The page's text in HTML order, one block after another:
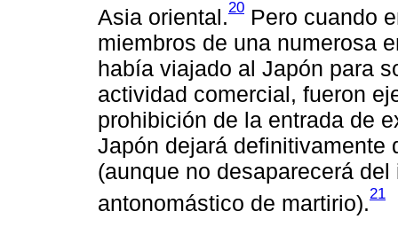
Asia oriental.20 Pero cuando
miembros de una numerosa
había viajado al Japón para
actividad comercial, fueron
prohibición de la entrada de
Japón dejará definitivamente
(aunque no desaparecerá
antonomástico de martirio).21